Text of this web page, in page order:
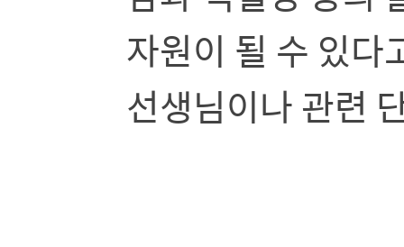
자원이 될 수 있다
선생님이나 관련